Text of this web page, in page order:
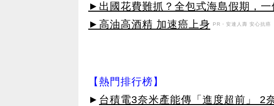
►出國花費難抓？全包式海島假期，
►高油高酒精 加速癌上身 PR・安達人壽 安心抗癌
【熱門排行榜】
► 台積電3奈米產能傳「進度超前」 2